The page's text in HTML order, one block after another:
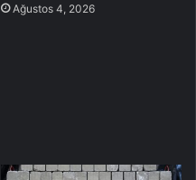
Ağustos 4, 2026